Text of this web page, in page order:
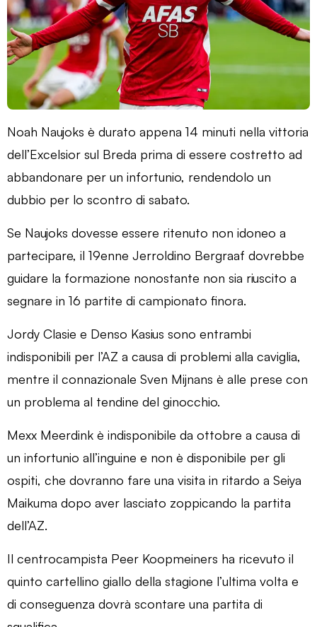
Noah Naujoks è durato appena 14 minuti nella vittoria
dell’Excelsior sul Breda prima di essere costretto ad
abbandonare per un infortunio, rendendolo un
dubbio per lo scontro di sabato.
Se Naujoks dovesse essere ritenuto non idoneo a
partecipare, il 19enne Jerroldino Bergraaf dovrebbe
guidare la formazione nonostante non sia riuscito a
segnare in 16 partite di campionato finora.
Jordy Clasie e Denso Kasius sono entrambi
indisponibili per l’AZ a causa di problemi alla caviglia,
mentre il connazionale Sven Mijnans è alle prese con
un problema al tendine del ginocchio.
Mexx Meerdink è indisponibile da ottobre a causa di
un infortunio all’inguine e non è disponibile per gli
ospiti, che dovranno fare una visita in ritardo a Seiya
Maikuma dopo aver lasciato zoppicando la partita
dell’AZ.
Il centrocampista Peer Koopmeiners ha ricevuto il
quinto cartellino giallo della stagione l’ultima volta e
di conseguenza dovrà scontare una partita di